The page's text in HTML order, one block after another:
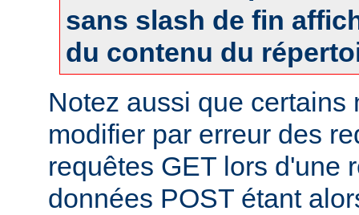
sans slash de fin
du contenu du
Notez aussi que certains
modifier par erreur des
requêtes GET lors d'une
données POST étant